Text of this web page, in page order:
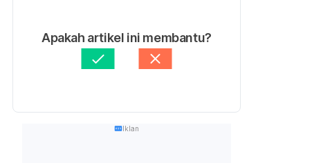
Apakah artikel ini membantu?
Iklan